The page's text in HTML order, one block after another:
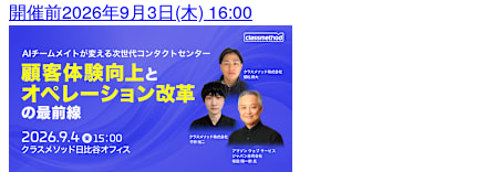
開催前2026年9月3日(木) 16:00